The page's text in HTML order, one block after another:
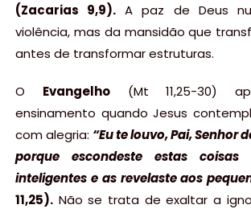
(Zacarias 9,9). A paz de Deus
violência, mas da mansidão que
antes de transformar estruturas.
O Evangelho(Mt 11,25-30)
ensinamento quando Jesus
com alegria: “Eu te louvo, Pai, Senhor
porque escondeste estas
inteligentes e as revelaste aos
11,25).Não se trata de exaltar a